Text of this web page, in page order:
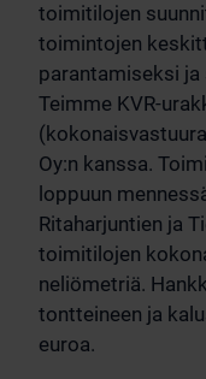
toimitilojen
toimintojen
parantamiseksi
Teimme KVR-
Oy:n kanssa.
loppuun
Ritaharjuntien ja
toimitilojen
neliömetriä.
tontteineen ja
euroa.